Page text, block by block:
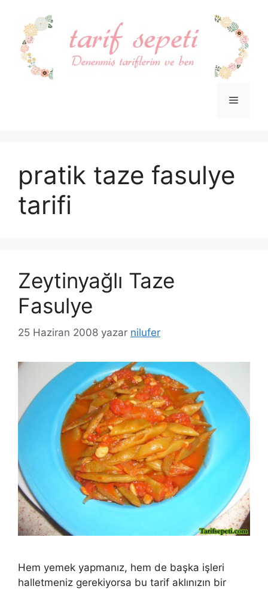
Menü
pratik taze fasulye
tarifi
Zeytinyağlı Taze
Fasulye
25 Haziran 2008 yazar nilufer
Hem yemek yapmanız, hem de başka işleri
halletmeniz gerekiyorsa bu tarif aklınızın bir